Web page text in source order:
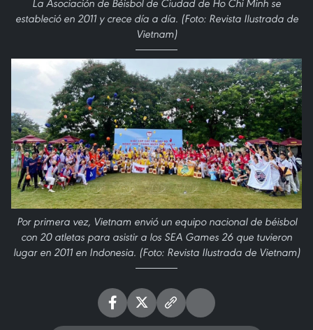
La Asociación de Béisbol de Ciudad de Ho Chi Minh se
estableció en 2011 y crece día a día. (Foto: Revista Ilustrada de
Vietnam)
Por primera vez, Vietnam envió un equipo nacional de béisbol
con 20 atletas para asistir a los SEA Games 26 que tuvieron
lugar en 2011 en Indonesia. (Foto: Revista Ilustrada de Vietnam)